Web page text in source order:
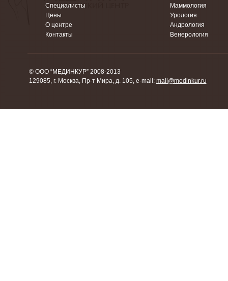
Специалисты
Цены
О центре
Контакты
Маммология
Урология
Андрология
Венерология
© ООО “МЕДИНКУР” 2008-2013
129085, г. Москва, Пр-т Мира, д. 105, e-mail: mail@medinkur.ru